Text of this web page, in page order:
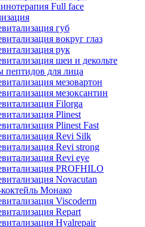
Full face
губ
вокруг глаз
рук
шеи и декольте
пептидов для лица
мезовартон
мезоксантин
Filorga
Plinest
Plinest Fast
Revi Silk
Revi strong
Revi eye
PROFHILO
Novacutan
Монако
Viscoderm
Repart
Hyalrepair